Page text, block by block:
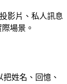
影片、私人訊息
場景。
姓名、回憶、